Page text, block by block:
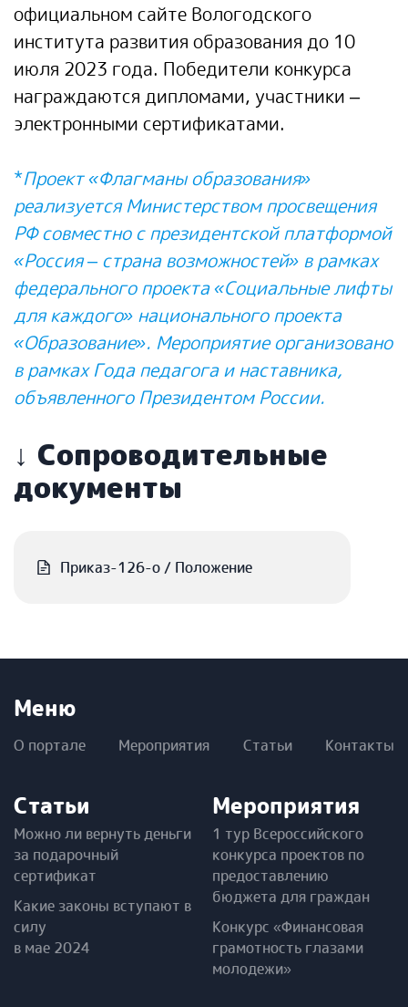
официальном сайте Вологодского
института развития образования до 10
июля 2023 года. Победители конкурса
награждаются дипломами, участники –
электронными сертификатами.
*Проект «Флагманы образования»
реализуется Министерством просвещения
РФ совместно с президентской платформой
«Россия – страна возможностей» в рамках
федерального проекта «Социальные лифты
для каждого» национального проекта
«Образование». Мероприятие организовано
в рамках Года педагога и наставника,
объявленного Президентом России.
↓ Сопроводительные
документы
Приказ-126-о / Положение
Меню
О портале Мероприятия Статьи Контакты
Статьи
Можно ли вернуть деньги
за подарочный
сертификат
Какие законы вступают в
силу
в мае 2024
Мероприятия
1 тур Всероссийского
конкурса проектов по
предоставлению
бюджета для граждан
Конкурс «Финансовая
грамотность глазами
молодежи»